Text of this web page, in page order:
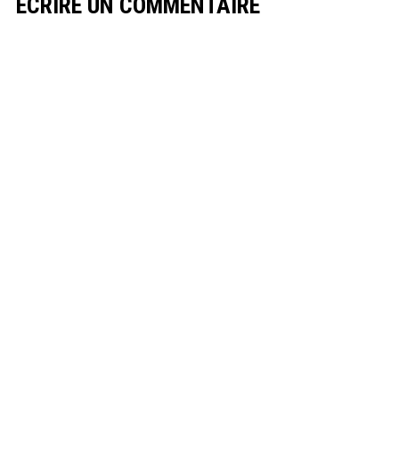
ECRIRE UN COMMENTAIRE